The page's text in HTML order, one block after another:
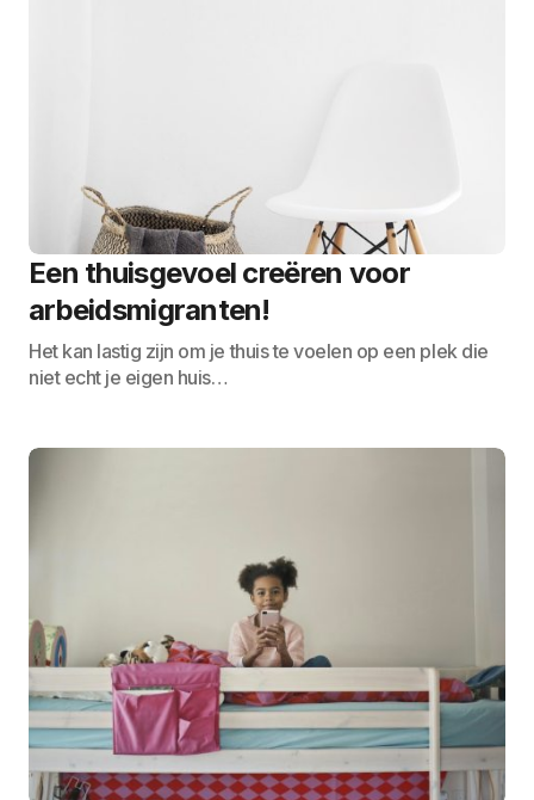
Een thuisgevoel creëren voor
arbeidsmigranten!
Het kan lastig zijn om je thuis te voelen op een plek die
niet echt je eigen huis…